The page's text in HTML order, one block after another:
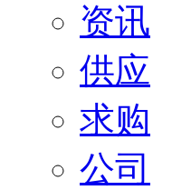
资讯
供应
求购
公司